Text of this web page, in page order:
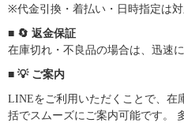
※代金引換・着払い・日時指定は対
■ 🔄 返金保証
在庫切れ・不良品の場合は、迅速
■ 💡 ご案内
LINEをご利用いただくことで、在
括でスムーズにご案内可能です。